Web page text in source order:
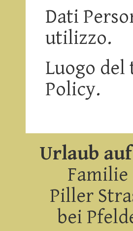
Dati
utilizzo.
Luogo del
Policy.
Urlaub
Familie
Piller
bei